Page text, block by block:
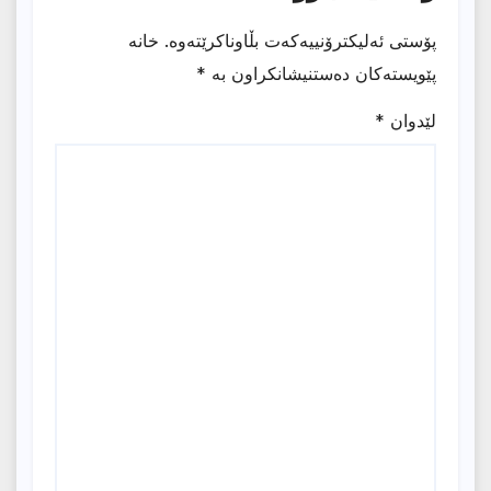
پۆستی ئەلیکترۆنییەکەت بڵاوناکرێتەوە. خانە
پێویستەکان دەستنیشانکراون بە *
لێدوان *